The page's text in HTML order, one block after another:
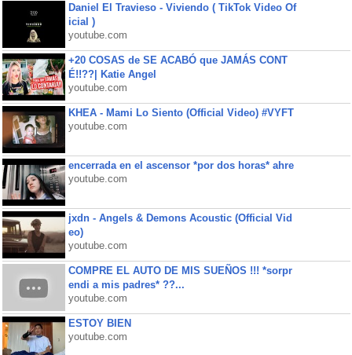
Daniel El Travieso - Viviendo ( TikTok Video Of
icial )
youtube.com
+20 COSAS de SE ACABÓ que JAMÁS CONT
É!!??| Katie Angel
youtube.com
KHEA - Mami Lo Siento (Official Video) #VYFT
youtube.com
encerrada en el ascensor *por dos horas* ahre
youtube.com
jxdn - Angels & Demons Acoustic (Official Vid
eo)
youtube.com
COMPRE EL AUTO DE MIS SUEÑOS !!! *sorpr
endi a mis padres* ??...
youtube.com
ESTOY BIEN
youtube.com